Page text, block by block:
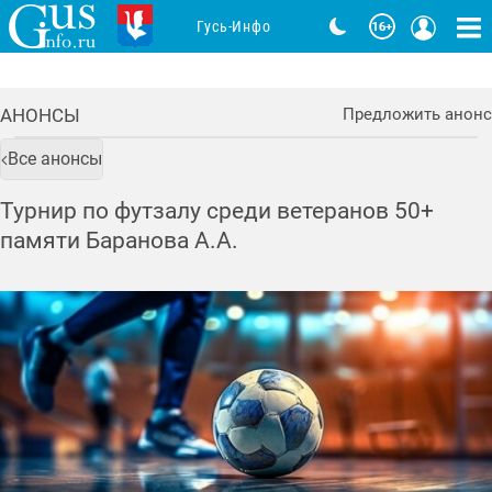
АНОНСЫ Предложить анонс
Все анонсы
Турнир по футзалу среди ветеранов 50+
памяти Баранова А.А.
Гусь-Инфо